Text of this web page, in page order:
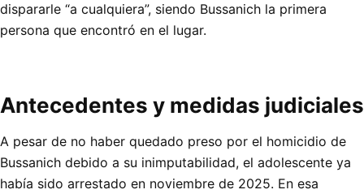
dispararle “a cualquiera”, siendo Bussanich la primera
persona que encontró en el lugar.
Antecedentes y medidas judiciales
A pesar de no haber quedado preso por el homicidio de
Bussanich debido a su inimputabilidad, el adolescente ya
había sido arrestado en noviembre de 2025. En esa